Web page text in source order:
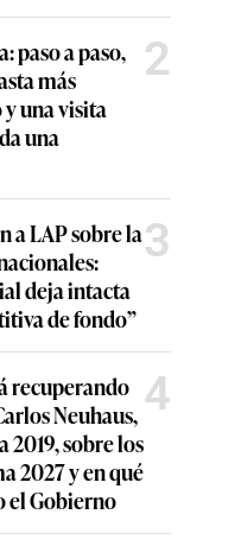
paso a paso,
más
una visita
una
2
a LAP sobre la
deja intacta
de fondo”
3
recuperando
Neuhaus,
sobre los
2027 y en qué
el Gobierno
4